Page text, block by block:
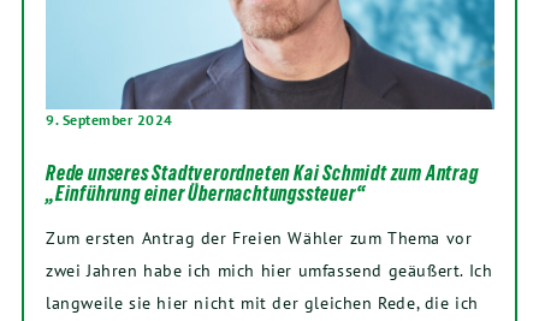
9. September 2024
Rede unseres Stadtverordneten Kai Schmidt zum Antrag
„Einführung einer Übernachtungssteuer“
Zum ersten Antrag der Freien Wähler zum Thema vor
zwei Jahren habe ich mich hier umfassend geäußert. Ich
langweile sie hier nicht mit der gleichen Rede, die ich